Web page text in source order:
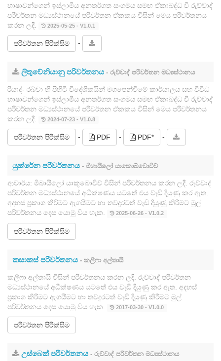
භාෂාවන්ගෙන් ඉස්ලාමීය අනතර්ගත සංගමය සමඟ ඒකාබද්ධ වී රුව්වාද්
පරිවර්තන මධ්‍යස්ථානයේ පරිවර්තන ඒකකය විසින් මෙය පරිවර්තනය
කරන ලදී.
2025-05-25 - V1.0.1
පරිවර්තන පිරික්සීම -
ලිතුවේනියානු පරිවර්තනය - රුව්වාද් පරිවර්තන මධ්‍යස්ථානය
රියාද්- රබ්වා හි පිහිටි විදේශිකයින් මගපෙන්වීමේ කාර්යාලය සහ විවිධ
භාෂාවන්ගෙන් ඉස්ලාමීය අනතර්ගත සංගමය සමඟ ඒකාබද්ධ වී රුව්වාද්
පරිවර්තන මධ්‍යස්ථානයේ පරිවර්තන ඒකකය විසින් මෙය පරිවර්තනය
කරන ලදී.
2024-07-23 - V1.0.8
පරිවර්තන පිරික්සීම - PDF - PDF* -
යුක්රේන පරිවර්තනය - මිහායිලෝ යාකොබ්වොවිච්
ආචාර්ය: මිඛායිලෝ යාකූබොවිච් විසින් පරිවර්තනය කරන ලදී. රුව්වාද්
පරිවර්තන මධ්‍යස්ථානයේ අධීක්ෂණය යටතේ එය වැඩි දියුණු කර ඇත.
අදහස් ප්‍රකාශ කිරීමට ඇගයීමට හා තවදුරටත් වැඩි දියුණු කිරීමට මුල්
පරිවර්තනය දෙස යොමු විය හැක.
2025-06-26 - V1.0.2
පරිවර්තන පිරික්සීම
කසාකස් පරිවර්තනය - කලීෆා අල්තායි
කලීෆා අල්තායි විසින් පරිවර්තනය කරන ලදී. රුව්වාද් පරිවර්තන
මධ්‍යස්ථානයේ අධීක්ෂණය යටතේ එය වැඩි දියුණු කර ඇත. අදහස්
ප්‍රකාශ කිරීමට ඇගයීමට හා තවදුරටත් වැඩි දියුණු කිරීමට මුල්
පරිවර්තනය දෙස යොමු විය හැක.
2017-03-30 - V1.0.0
පරිවර්තන පිරික්සීම
උස්බෙක් පරිවර්තනය - රුව්වාද් පරිවර්තන මධ්‍යස්ථානය